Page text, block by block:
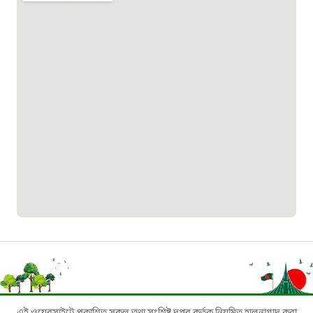
পাসপোর্ট বাতায়ন হটলাইন
১৬১৭১
বাংলাদেশ মুক্তিযোদ্ধা কল্যাণ ট্রাস্ট